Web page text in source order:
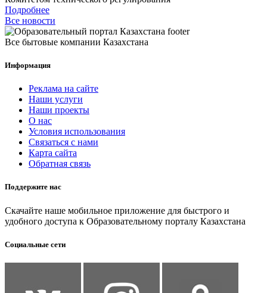
Подробнее
Все новости
Все бытовые компании Казахстана
Информация
Реклама на сайте
Наши услуги
Наши проекты
О нас
Условия использования
Связаться с нами
Карта сайта
Обратная связь
Поддержите нас
Скачайте наше мобильное приложение для быстрого и
удобного доступа к Образовательному порталу Казахстана
Социальные сети